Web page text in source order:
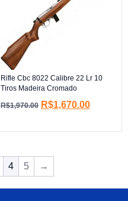
Rifle Cbc 8022 Calibre 22 Lr 10
Tiros Madeira Cromado
R$1,970.00 R$1,670.00
4 5 →